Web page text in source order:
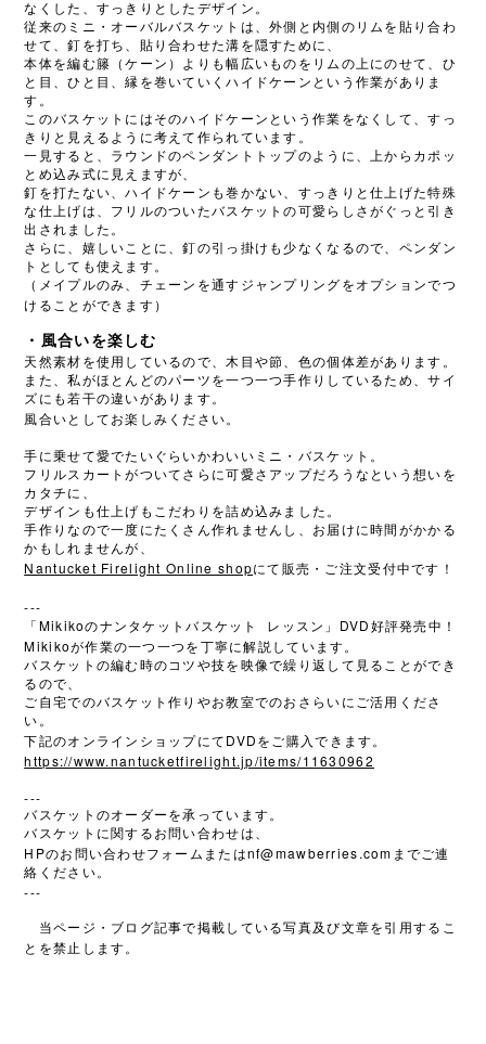
なくした、すっきりとしたデザイン。
従来のミニ・オーバルバスケットは、外側と内側のリムを貼り合わ
せて、釘を打ち、貼り合わせた溝を隠すために、
本体を編む籐（ケーン）よりも幅広いものをリムの上にのせて、ひ
と目、ひと目、縁を巻いていくハイドケーンという作業がありま
す。
このバスケットにはそのハイドケーンという作業をなくして、すっ
きりと見えるように考えて作られています。
一見すると、ラウンドのペンダントトップのように、上からカポッ
とめ込み式に見えますが、
釘を打たない、ハイドケーンも巻かない、すっきりと仕上げた特殊
な仕上げは、フリルのついたバスケットの可愛らしさがぐっと引き
出されました。
さらに、嬉しいことに、釘の引っ掛けも少なくなるので、ペンダン
トとしても使えます。
（メイプルのみ、チェーンを通すジャンプリングをオプションでつ
けることができます）
・風合いを楽しむ
天然素材を使用しているので、木目や節、色の個体差があります。
また、私がほとんどのパーツを一つ一つ手作りしているため、サイ
ズにも若干の違いがあります。
風合いとしてお楽しみください。
手に乗せて愛でたいぐらいかわいいミニ・バスケット。
フリルスカートがついてさらに可愛さアップだろうなという想いを
カタチに、
デザインも仕上げもこだわりを詰め込みました。
手作りなので一度にたくさん作れませんし、お届けに時間がかかる
かもしれませんが、
Nantucket Firelight Online shopにて販売・ご注文受付中です！
---
「 Mikikoのナンタケットバスケット レッスン」 DVD 好評発売中！
Mikikoが作業の一つ一つを丁寧に解説しています。
バスケットの編む時のコツや技を映像で繰り返して見ることができ
るので、
ご自宅でのバスケット作りやお教室でのおさらいにご活用くださ
い。
下記のオンラインショップにて DVD をご購入できます。
https://www.nantucketfirelight.jp/items/11630962
---
バスケットのオーダーを承っています。
バスケットに関するお問い合わせは、
HPのお問い合わせフォームまたはnf@mawberries.com までご連
絡ください。
---
当ページ・ブログ記事で掲載している写真及び文章を引用するこ
とを禁止します。